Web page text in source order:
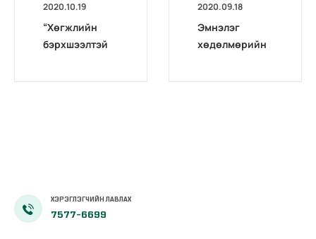
2020.10.19
“Хөгжлийн
бэрхшээлтэй
зохион
байгуулав
2020.09.18
Эмнэлэг
хөдөлмөрийн
ХЭРЭГЛЭГЧИЙН ЛАВЛАХ
7577-6699